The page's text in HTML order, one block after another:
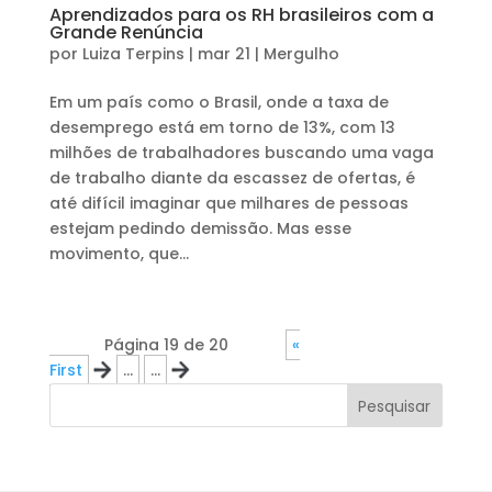
Aprendizados para os RH brasileiros com a
Grande Renúncia
por Luiza Terpins | mar 21 | Mergulho
Em um país como o Brasil, onde a taxa de
desemprego está em torno de 13%, com 13
milhões de trabalhadores buscando uma vaga
de trabalho diante da escassez de ofertas, é
até difícil imaginar que milhares de pessoas
estejam pedindo demissão. Mas esse
movimento, que...
Página 19 de 20
«
First
« ... ...
»
Pesquisar